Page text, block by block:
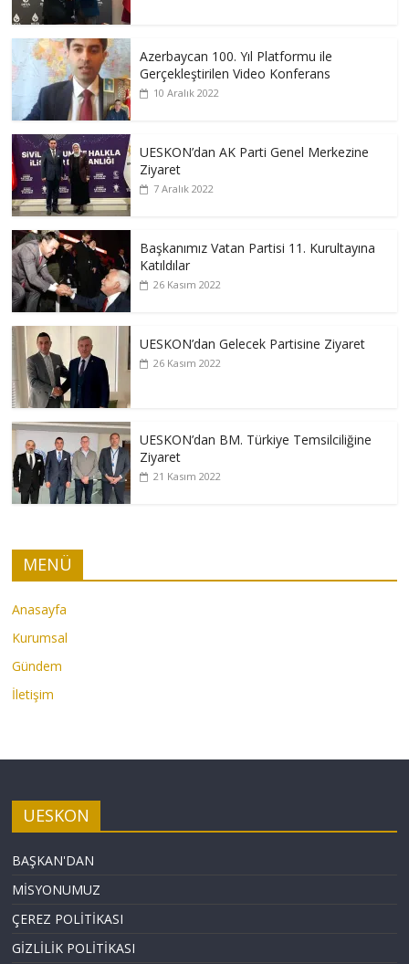
Azerbaycan 100. Yıl Platformu ile
Gerçekleştirilen Video Konferans
10 Aralık 2022
UESKON’dan AK Parti Genel Merkezine
Ziyaret
7 Aralık 2022
Başkanımız Vatan Partisi 11. Kurultayına
Katıldılar
26 Kasım 2022
UESKON’dan Gelecek Partisine Ziyaret
26 Kasım 2022
UESKON’dan BM. Türkiye Temsilciliğine
Ziyaret
21 Kasım 2022
MENÜ
Anasayfa
Kurumsal
Gündem
İletişim
UESKON
BAŞKAN'DAN
MİSYONUMUZ
ÇEREZ POLİTİKASI
GİZLİLİK POLİTİKASI